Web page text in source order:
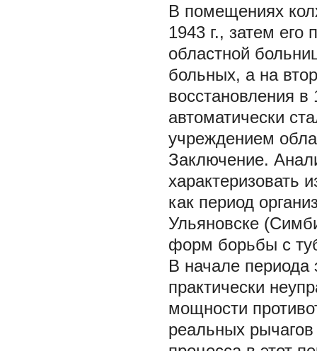
В помещениях
1943 г., затем его
областной
больных, а на
восстановления в
автоматически
учреждением
Заключение.
характеризовать
как период
Ульяновске
форм борьбы с
В начале периода
практически
мощности
реальных